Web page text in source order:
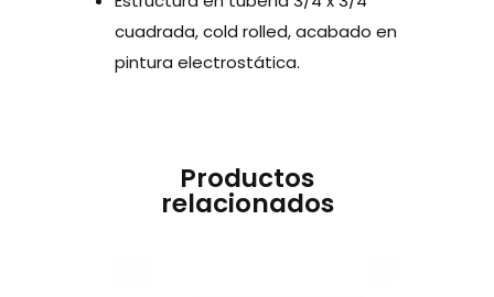
cuadrada, cold rolled, acabado en
pintura electrostática.
Productos
relacionados